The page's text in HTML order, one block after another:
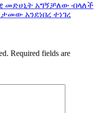
መድሀኒት አግኝቻለው ብላለች
አንደነበረ ተነገረ
Required fields are